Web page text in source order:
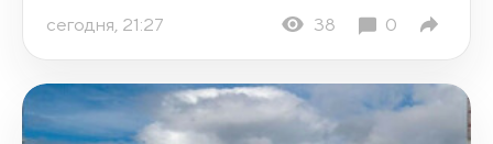
сегодня, 21:27 38 0